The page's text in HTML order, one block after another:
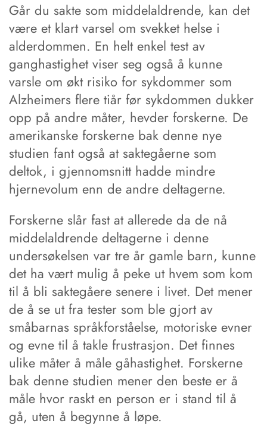
Går du sakte som middelaldrende, kan det
være et klart varsel om svekket helse i
alderdommen. En helt enkel test av
ganghastighet viser seg også å kunne
varsle om økt risiko for sykdommer som
Alzheimers flere tiår før sykdommen dukker
opp på andre måter, hevder forskerne. De
amerikanske forskerne bak denne nye
studien fant også at saktegåerne som
deltok, i gjennomsnitt hadde mindre
hjernevolum enn de andre deltagerne.
Forskerne slår fast at allerede da de nå
middelaldrende deltagerne i denne
undersøkelsen var tre år gamle barn, kunne
det ha vært mulig å peke ut hvem som kom
til å bli saktegåere senere i livet. Det mener
de å se ut fra tester som ble gjort av
småbarnas språkforståelse, motoriske evner
og evne til å takle frustrasjon. Det finnes
ulike måter å måle gåhastighet. Forskerne
bak denne studien mener den beste er å
måle hvor raskt en person er i stand til å
gå, uten å begynne å løpe.